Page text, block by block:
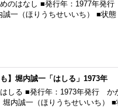
のはなし ■発行年：1977年発
誠一（ほりうちせいいち） ■状
も】堀内誠一「はしる」1973年
しる ■発行年：1973年発行 か
堀内誠一（ほりうちせいいち）